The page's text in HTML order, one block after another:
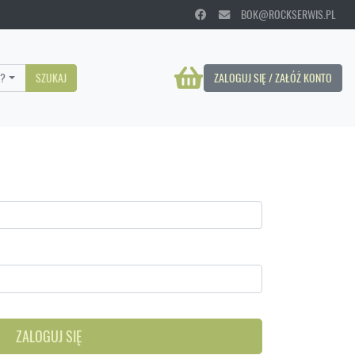
BOK@ROCKSERWIS.PL
ZALOGUJ SIĘ / ZAŁÓŻ KONTO
SZUKAJ
ZALOGUJ SIĘ